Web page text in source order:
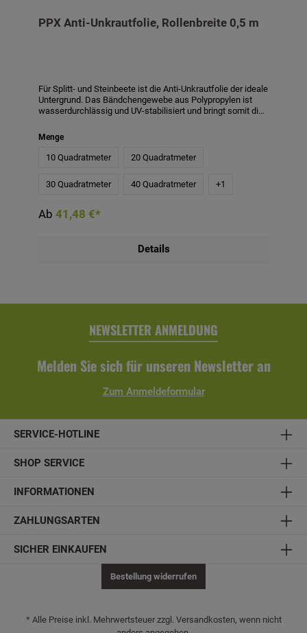
PPX Anti-Unkrautfolie, Rollenbreite 0,5 m
Für Splitt- und Steinbeete ist die Anti-Unkrautfolie der ideale
Untergrund. Das Bändchengewebe aus Polypropylen ist
wasserdurchlässig und UV-stabilisiert und bringt somit die
sich. Bei Verwendung der PPX Folie zur Verringerung von
Unkraut wird empfohlen, eine Schichthöhe von mindestens
4-5 cm anzuwenden. Bei einer geringeren Schichthöhe
haben z. B. Flugpollen leichteres Spiel sich festzusetzen
Produktmerkmale:- Material: Polypropylen- Qualität: ca. 110
weist 15 x 15 cm große, grüne Markierungen auf-
Rollenbreite: 0,5 m
Menge
10 Quadratmeter 20 Quadratmeter
30 Quadratmeter 40 Quadratmeter +1
Ab 41,48 €*
Details
NEWSLETTER ANMELDUNG
Melden Sie sich für unseren Newsletter an
Zum Anmeldeformular
SERVICE-HOTLINE
SHOP SERVICE
INFORMATIONEN
ZAHLUNGSARTEN
SICHER EINKAUFEN
Bestellung widerrufen
* Alle Preise inkl. Mehrwertsteuer zzgl. Versandkosten, wenn nicht